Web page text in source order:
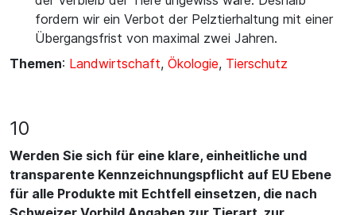
fordern wir ein Verbot der Pelztierhaltung mit einer
Übergangsfrist von maximal zwei Jahren.
Themen: Landwirtschaft, Ökologie, Tierschutz
10
Werden Sie sich für eine klare, einheitliche und
transparente Kennzeichnungspflicht auf EU Ebene
für alle Produkte mit Echtfell einsetzen, die nach